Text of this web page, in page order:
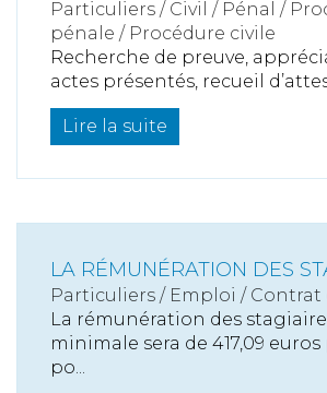
Particuliers / Civil / Pénal /
pénale / Procédure civile
Recherche de preuve,
actes présentés, recueil
Lire la suite
LA RÉMUNÉRATION DES
Particuliers / Emploi / Contrat
La rémunération des
minimale sera de 417,09
po...